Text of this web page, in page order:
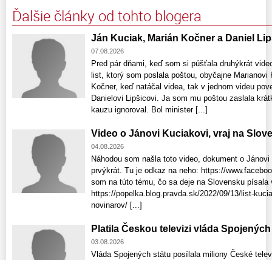
Ďalšie články od tohto blogera
Ján Kuciak, Marián Kočner a Daniel
07.08.2026
Pred pár dňami, keď som si púšťala druhýkrát
list, ktorý som poslala poštou, obyčajne
Kočner, keď natáčal videa, tak v jednom videu
Danielovi Lipšicovi. Ja som mu poštou zaslala
kauzu ignoroval. Bol minister [...]
Video o Jánovi Kuciakovi, vraj na
04.08.2026
Náhodou som našla toto video, dokument o
prvýkrát. Tu je odkaz na neho: https://
som na túto tému, čo sa deje na Slovensku
https://popelka.blog.pravda.sk/2022/09/13/list-
novinarov/ [...]
Platila Českou televizi vláda
03.08.2026
Vláda Spojených státu posílala miliony České